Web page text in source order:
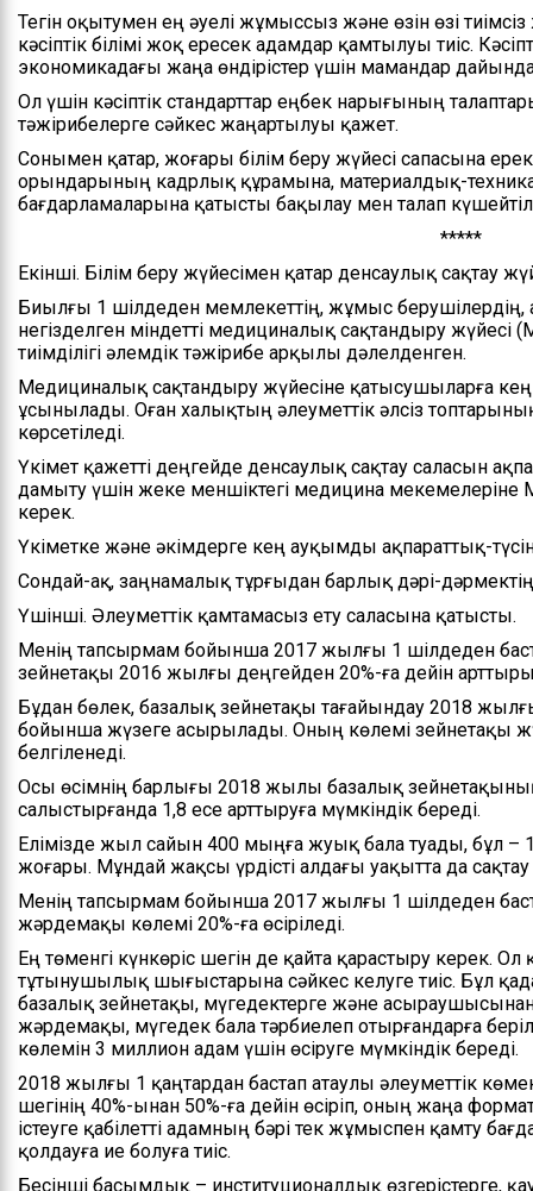
Тегін оқытумен ең әуелі жұмыссыз және өзін өзі
кәсіптік білімі жоқ ересек адамдар қамтылуы тиіс.
экономикадағы жаңа өндірістер үшін мамандар
Ол үшін кәсіптік стандарттар еңбек нарығының
тәжірибелерге сәйкес жаңартылуы қажет.
Сонымен қатар, жоғары білім беру жүйесі сапасына
орындарының кадрлық құрамына, материалдық-
бағдарламаларына қатысты бақылау мен талап
*****
Екінші. Білім беру жүйесімен қатар денсаулық сақтау
Биылғы 1 шілдеден мемлекеттің, жұмыс берушілердің,
негізделген міндетті медициналық сақтандыру жүйесі
тиімділігі әлемдік тәжірибе арқылы дәлелденген.
Медициналық сақтандыру жүйесіне қатысушыларға
ұсынылады. Оған халықтың әлеуметтік әлсіз
көрсетіледі.
Үкімет қажетті деңгейде денсаулық сақтау саласын
дамыту үшін жеке меншіктегі медицина
керек.
Үкіметке және әкімдерге кең ауқымды ақпараттық-
Сондай-ақ, заңнамалық тұрғыдан барлық дәрі-дәрмектің
Үшінші. Әлеуметтік қамтамасыз ету саласына қатысты.
Менің тапсырмам бойынша 2017 жылғы 1 шілдеден
зейнетақы 2016 жылғы деңгейден 20%-ға дейін
Бұдан бөлек, базалық зейнетақы тағайындау 2018
бойынша жүзеге асырылады. Оның көлемі зейнетақы
белгіленеді.
Осы өсімнің барлығы 2018 жылы базалық
салыстырғанда 1,8 есе арттыруға мүмкіндік береді.
Елімізде жыл сайын 400 мыңға жуық бала туады, бұл –
жоғары. Мұндай жақсы үрдісті алдағы уақытта да
Менің тапсырмам бойынша 2017 жылғы 1 шілдеден
жәрдемақы көлемі 20%-ға өсіріледі.
Ең төменгі күнкөріс шегін де қайта қарастыру керек.
тұтынушылық шығыстарына сәйкес келуге тиіс. Бұл
базалық зейнетақы, мүгедектерге және
жәрдемақы, мүгедек бала тәрбиелеп отырғандарға
көлемін 3 миллион адам үшін өсіруге мүмкіндік береді.
2018 жылғы 1 қаңтардан бастап атаулы әлеуметтік
шегінің 40%-ынан 50%-ға дейін өсіріп, оның жаңа
істеуге қабілетті адамның бәрі тек жұмыспен қамту
қолдауға ие болуға тиіс.
Бесінші басымдық – институционалдық өзгерістерге,